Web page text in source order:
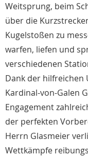
Weitsprung, beim
über die
Kugelstoßen zu
warfen, liefen und
verschiedenen
Dank der hilfreichen
Kardinal-von-Galen
Engagement
der perfekten
Herrn Glasmeier
Wettkämpfe